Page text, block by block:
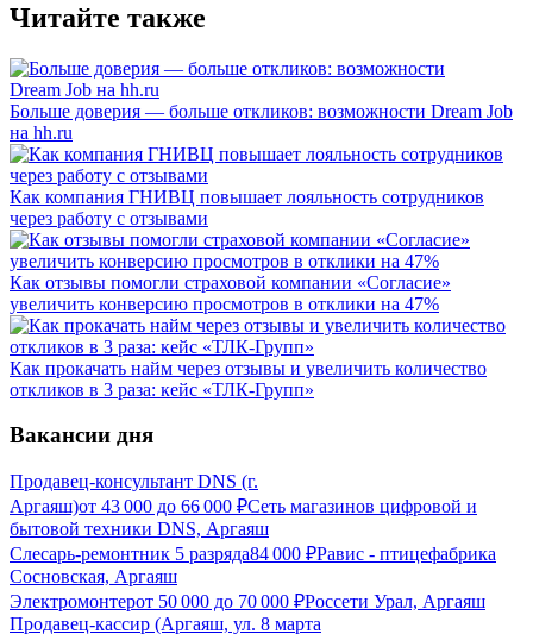
Читайте также
Больше доверия — больше откликов: возможности Dream Job
на hh.ru
Как компания ГНИВЦ повышает лояльность сотрудников
через работу с отзывами
Как отзывы помогли страховой компании «Согласие»
увеличить конверсию просмотров в отклики на 47%
Как прокачать найм через отзывы и увеличить количество
откликов в 3 раза: кейс «ТЛК-Групп»
Вакансии дня
Продавец-консультант DNS (г.
Аргаяш)от 43 000 до 66 000 ₽Сеть магазинов цифровой и
бытовой техники DNS, Аргаяш
Слесарь-ремонтник 5 разряда84 000 ₽Равис - птицефабрика
Сосновская, Аргаяш
Электромонтерот 50 000 до 70 000 ₽Россети Урал, Аргаяш
Продавец-кассир (Аргаяш, ул. 8 марта